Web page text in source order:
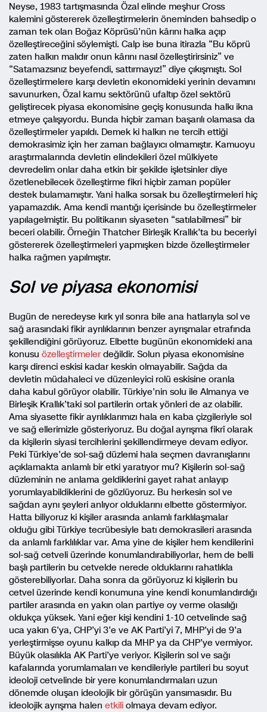
Neyse, 1983 tartışmasında Özal elinde meşhur Cross
kalemini göstererek özelleştirmelerin öneminden bahsedip o
zaman tek olan Boğaz Köprüsü’nün kârını halka açıp
özelleştireceğini söylemişti. Calp ise buna itirazla “Bu köprü
zaten halkın malıdır onun kârını nasıl özelleştirirsiniz” ve
“Satamazsınız beyefendi, sattırmayız!” diye çıkışmıştı. Sol
özelleştirmelere karşı devletin ekonomideki yerinin devamını
savunurken, Özal kamu sektörünü ufaltıp özel sektörü
geliştirecek piyasa ekonomisine geçiş konusunda halkı ikna
etmeye çalışıyordu. Bunda hiçbir zaman başarılı olamasa da
özelleştirmeler yapıldı. Demek ki halkın ne tercih ettiği
demokrasimiz için her zaman bağlayıcı olmamıştır. Kamuoyu
araştırmalarında devletin elindekileri özel mülkiyete
devredelim onlar daha etkin bir şekilde işletsinler diye
özetlenebilecek özelleştirme fikri hiçbir zaman popüler
destek bulamamıştır. Yani halka sorsak bu özelleştirmeleri hiç
yapamazdık. Ama kendi mantığı içerisinde bu özelleştirmeler
yapılagelmiştir. Bu politikanın siyaseten “satılabilmesi” bir
beceri olabilir. Örneğin Thatcher Birleşik Krallık’ta bu beceriyi
göstererek özelleştirmeleri yapmışken bizde özelleştirmeler
halka rağmen yapılmıştır.
Sol ve piyasa ekonomisi
Bugün de neredeyse kırk yıl sonra bile ana hatlarıyla sol ve
sağ arasındaki fikir ayrılıklarının benzer ayrışmalar etrafında
şekillendiğini görüyoruz. Elbette bugünün ekonomideki ana
konusu özelleştirmelerdeğildir. Solun piyasa ekonomisine
karşı direnci eskisi kadar keskin olmayabilir. Sağda da
devletin müdahaleci ve düzenleyici rolü eskisine oranla
daha kabul görüyor olabilir. Türkiye’nin solu ile Almanya ve
Birleşik Krallık’taki sol partilerin ortak yönleri de az olabilir.
Ama siyasette fikir ayrılıklarımızı hala en kaba çizgileriyle sol
ve sağ ellerimizle gösteriyoruz. Bu doğal ayrışma fikrî olarak
da kişilerin siyasi tercihlerini şekillendirmeye devam ediyor.
Peki Türkiye’de sol-sağ düzlemi hala seçmen davranışlarını
açıklamakta anlamlı bir etki yaratıyor mu? Kişilerin sol-sağ
düzleminin ne anlama geldiklerini gayet rahat anlayıp
yorumlayabildiklerini de gözlüyoruz. Bu herkesin sol ve
sağdan aynı şeyleri anlıyor olduklarını elbette göstermiyor.
Hatta biliyoruz ki kişiler arasında anlamlı farklılaşmalar
olduğu gibi Türkiye tecrübesiyle batı demokrasileri arasında
da anlamlı farklılıklar var. Ama yine de kişiler hem kendilerini
sol-sağ cetveli üzerinde konumlandırabiliyorlar, hem de belli
başlı partilerin bu cetvelde nerede olduklarını rahatlıkla
gösterebiliyorlar. Daha sonra da görüyoruz ki kişilerin bu
cetvel üzerinde kendi konumuna yine kendi konumlandırdığı
partiler arasında en yakın olan partiye oy verme olasılığı
oldukça yüksek. Yani eğer kişi kendini 1-10 cetvelinde sağ
uca yakın 6’ya, CHP’yi 3’e ve AK Parti’yi 7, MHP’yi de 9’a
yerleştirmişse oyunu kalkıp da MHP ya da CHP’ye vermiyor.
Büyük olasılıkla AK Parti’ye veriyor. Kişilerin sol ve sağı
kafalarında yorumlamaları ve kendileriyle partileri bu soyut
ideoloji cetvelinde bir yere konumlandırmaları uzun
dönemde oluşan ideolojik bir görüşün yansımasıdır. Bu
ideolojik ayrışma halen etkili olmaya devam ediyor.